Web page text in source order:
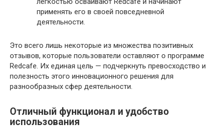
применять его в своей повседневной
деятельности.
Это всего лишь некоторые из множества позитивных
отзывов, которые пользователи оставляют о программе
Redcafe. Их единая цель — подчеркнуть превосходство и
полезность этого инновационного решения для
разнообразных сфер деятельности.
Отличный функционал и удобство
использования